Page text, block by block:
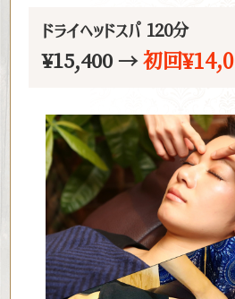
ドライヘッドスパ 120分
¥15,400 →初回